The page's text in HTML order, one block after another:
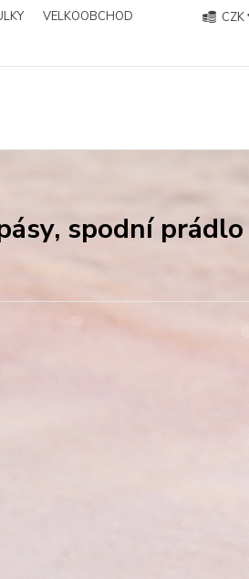
VELKOOBCHOD
CZK
spodní prádlo